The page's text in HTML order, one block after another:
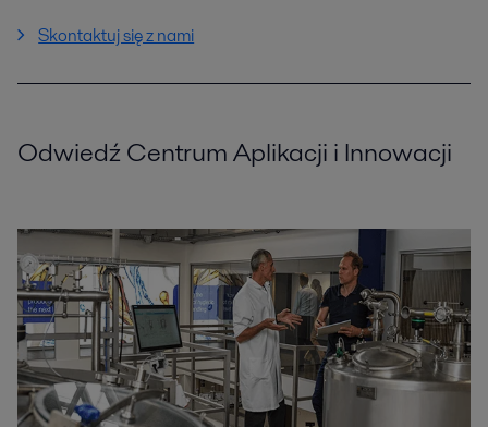
Skontaktuj się z nami
Odwiedź Centrum Aplikacji i Innowacji